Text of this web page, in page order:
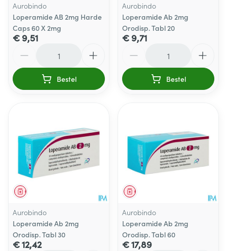
Aurobindo
Loperamide AB 2mg Harde
Caps 60 X 2mg
€ 9,51
Bestel
Aurobindo
Loperamide Ab 2mg
Orodisp. Tabl 20
€ 9,71
Bestel
Geneesmiddel
Aurobindo
Loperamide Ab 2mg
Orodisp. Tabl 30
€ 12,42
Geneesmiddel
Aurobindo
Loperamide Ab 2mg
Orodisp. Tabl 60
€ 17,89